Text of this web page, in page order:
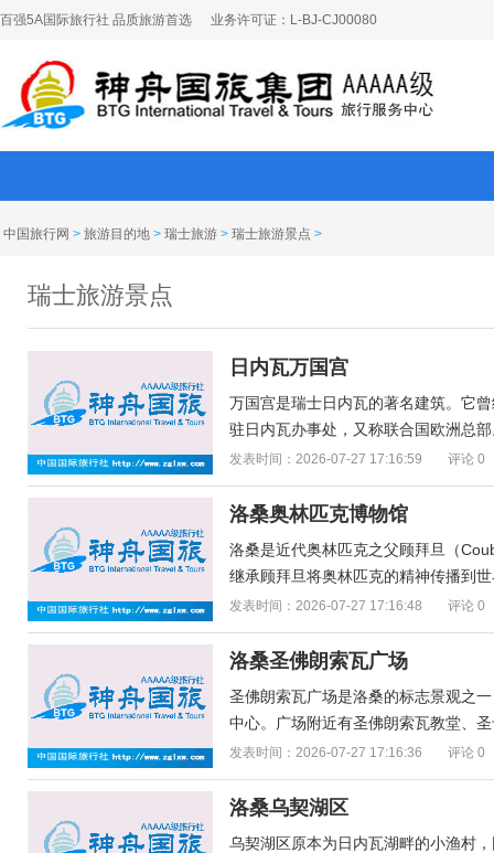
百强5A国际旅行社 品质旅游首选 业务许可证：L-BJ-CJ00080
中国旅行网 > 旅游目的地 > 瑞士旅游 > 瑞士旅游景点 >
瑞士旅游景点
日内瓦万国宫
万国宫是瑞士日内瓦的著名建筑。它
驻日内瓦办事处，又称联合国欧洲总
发表时间：2026-07-27 17:16:59 评论 0
洛桑奥林匹克博物馆
洛桑是近代奥林匹克之父顾拜旦（
继承顾拜旦将奥林匹克的精神传播到
发表时间：2026-07-27 17:16:48 评论 0
洛桑圣佛朗索瓦广场
圣佛朗索瓦广场是洛桑的标志景观之
中心。广场附近有圣佛朗索瓦教堂、
发表时间：2026-07-27 17:16:36 评论 0
洛桑乌契湖区
乌契湖区原本为日内瓦湖畔的小渔村